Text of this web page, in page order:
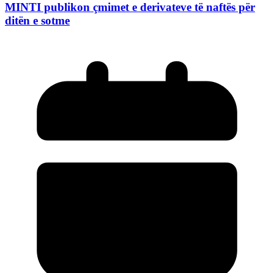
MINTI publikon çmimet e derivateve të naftës për
ditën e sotme